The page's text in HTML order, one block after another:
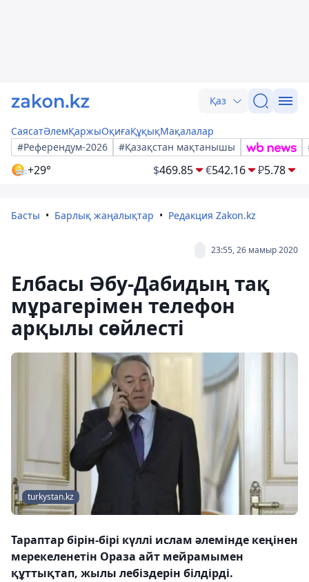
Қаз
СаясатӘлемҚаржыОқиғаҚұқықМақалалар
#Референдум-2026
#Қазақстан мақтанышы
+29° $469.85 €542.16 ₽5.78
Басты Барлық жаңалықтар Редакция Zakon.kz
23:55, 26 мамыр 2020
Елбасы Әбу-Дабидың тақ
мұрагерімен телефон
арқылы сөйлесті
turkystan.kz
Тараптар бірін-бірі күллі ислам әлемінде кеңінен
мерекеленетін Ораза айт мейрамымен
құттықтап, жылы лебіздерін білдірді.